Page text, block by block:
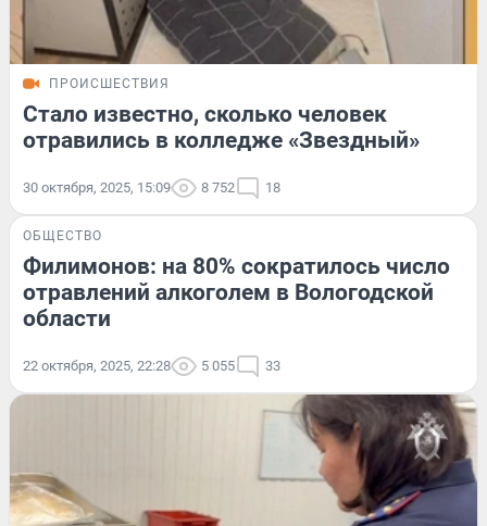
ПРОИСШЕСТВИЯ
Стало известно, сколько человек
отравились в колледже «Звездный»
30 октября, 2025, 15:09 8 752 18
ОБЩЕСТВО
Филимонов: на 80% сократилось число
отравлений алкоголем в Вологодской
области
22 октября, 2025, 22:28 5 055 33